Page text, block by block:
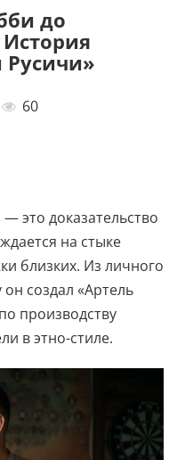
до
Русичи»
60
это доказательство
на стыке
близких. Из личного
создал «Артель
производству
в этно-стиле.